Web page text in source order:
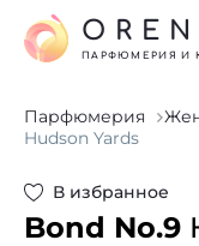
ПАРФЮМЕРИЯ И
Парфюмерия
Hudson Yards
В избранное
Bond No.9